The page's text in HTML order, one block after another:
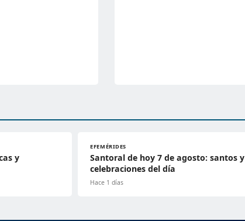
y
EFEMÉRIDES
Santoral de hoy 7 de agosto: santos y
celebraciones del día
Hace 1 días